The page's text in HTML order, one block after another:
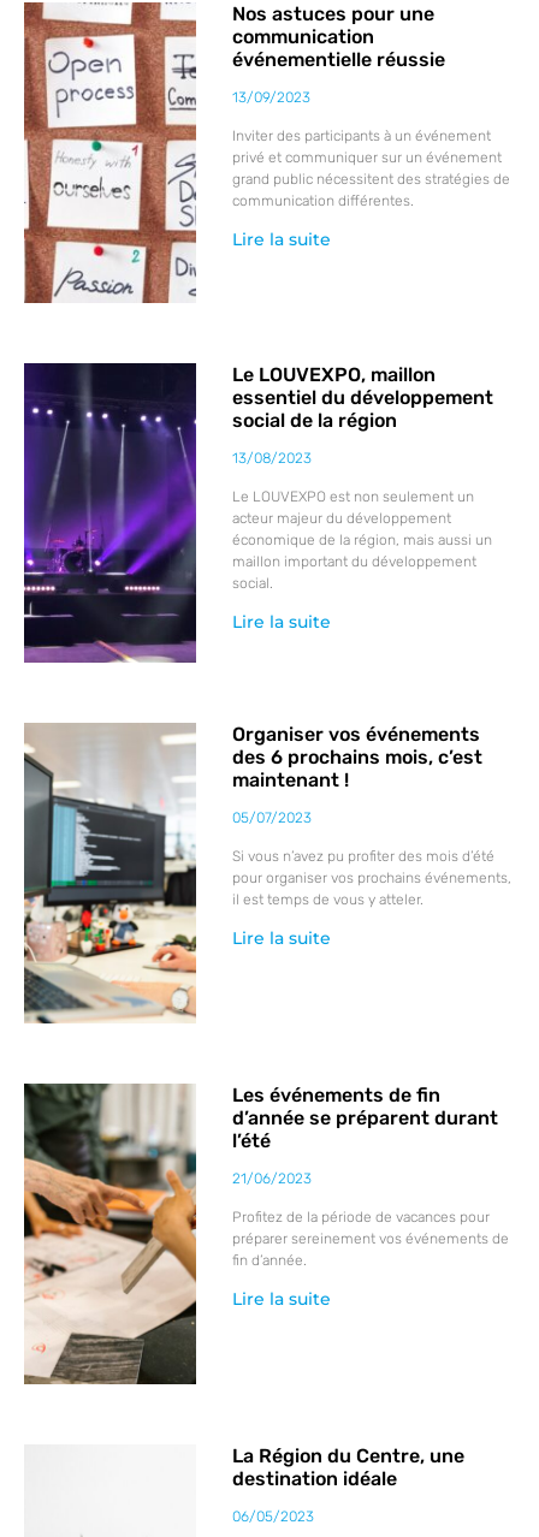
Nos astuces pour une
communication
événementielle réussie
13/09/2023
Inviter des participants à un événement
privé et communiquer sur un événement
grand public nécessitent des stratégies de
communication différentes.
Lire la suite
Le LOUVEXPO, maillon
essentiel du développement
social de la région
13/08/2023
Le LOUVEXPO est non seulement un
acteur majeur du développement
économique de la région, mais aussi un
maillon important du développement
social.
Lire la suite
Organiser vos événements
des 6 prochains mois, c’est
maintenant !
05/07/2023
Si vous n’avez pu profiter des mois d’été
pour organiser vos prochains événements,
il est temps de vous y atteler.
Lire la suite
Les événements de fin
d’année se préparent durant
l’été
21/06/2023
Profitez de la période de vacances pour
préparer sereinement vos événements de
fin d’année.
Lire la suite
La Région du Centre, une
destination idéale
06/05/2023